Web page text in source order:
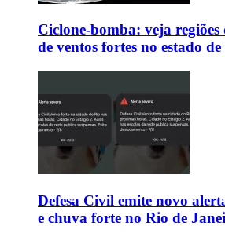
Ciclone-bomba: veja regiões
de ventos fortes no estado de
Defesa Civil emite novo
e chuva forte no Rio de